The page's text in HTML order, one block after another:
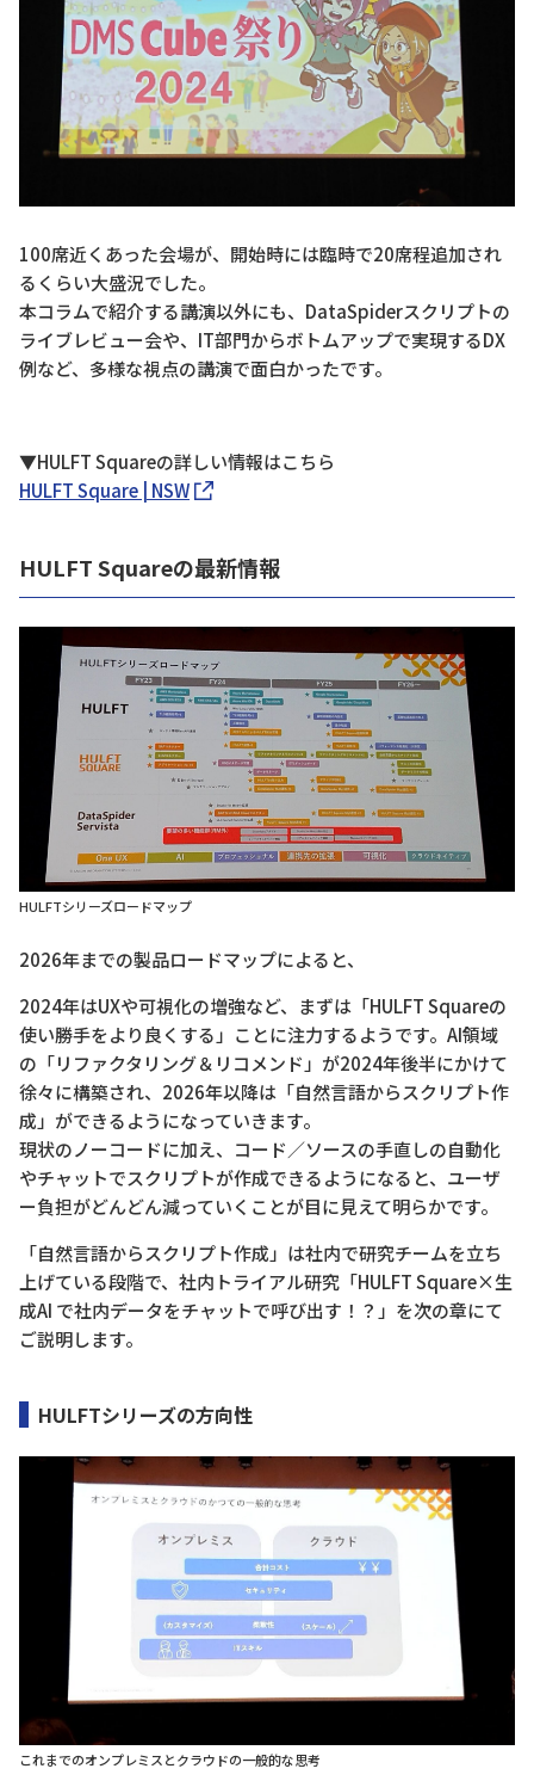
100席近くあった会場が、開始時には臨時で20席程追加され
るくらい大盛況でした。
本コラムで紹介する講演以外にも、DataSpiderスクリプトの
ライブレビュー会や、IT部門からボトムアップで実現するDX
例など、多様な視点の講演で面白かったです。
▼HULFT Squareの詳しい情報はこちら
HULFT Square | NSW
HULFT Squareの最新情報
HULFTシリーズロードマップ
2026年までの製品ロードマップによると、
2024年はUXや可視化の増強など、まずは「HULFT Squareの
使い勝手をより良くする」ことに注力するようです。AI領域
の「リファクタリング＆リコメンド」が2024年後半にかけて
徐々に構築され、2026年以降は「自然言語からスクリプト作
成」ができるようになっていきます。
現状のノーコードに加え、コード／ソースの手直しの自動化
やチャットでスクリプトが作成できるようになると、ユーザ
ー負担がどんどん減っていくことが目に見えて明らかです。
「自然言語からスクリプト作成」は社内で研究チームを立ち
上げている段階で、社内トライアル研究「HULFT Square×生
成AI で社内データをチャットで呼び出す！？」を次の章にて
ご説明します。
HULFTシリーズの方向性
これまでのオンプレミスとクラウドの一般的な思考